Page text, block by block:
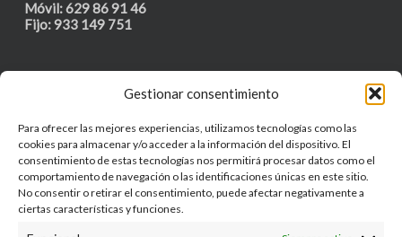
Gestionar consentimiento
Para ofrecer las mejores experiencias, utilizamos tecnologías como las
cookies para almacenar y/o acceder a la información del dispositivo. El
consentimiento de estas tecnologías nos permitirá procesar datos como el
comportamiento de navegación o las identificaciones únicas en este sitio.
No consentir o retirar el consentimiento, puede afectar negativamente a
ciertas características y funciones.
Móvil: 629 86 91 46
Fijo: 933 149 751
08018 Barcelona
– Abrir enGoogle Maps